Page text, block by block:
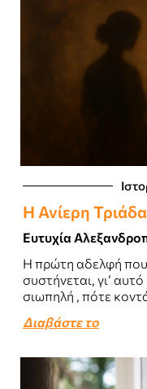
Η Ανίερη Τριάδα
Ευτυχία
Η πρώτη αδελφή που
συστήνεται, γι’
σιωπηλή , πότε
Διαβάστε το